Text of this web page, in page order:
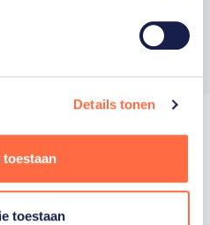
Details tonen
toestaan
toestaan